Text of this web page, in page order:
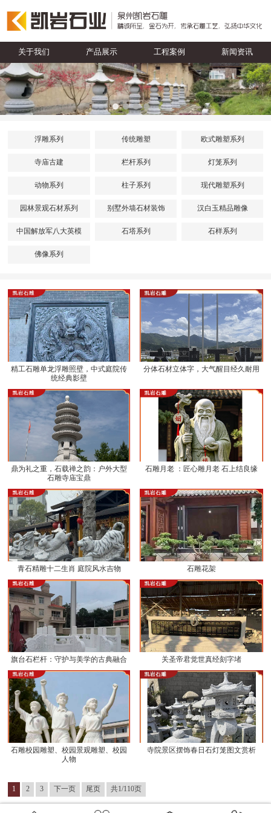
关于我们 产品展示 工程案例 新闻资讯
浮雕系列 传统雕塑 欧式雕塑系列
寺庙古建 栏杆系列 灯笼系列
动物系列 柱子系列 现代雕塑系列
园林景观石材系列 别墅外墙石材装饰 汉白玉精品雕像
中国解放军八大英模 石塔系列 石样系列
佛像系列
精工石雕单龙浮雕照壁，中式庭院传
统经典影壁
分体石材立体字，大气醒目经久耐用
鼎为礼之重，石载禅之韵：户外大型
石雕寺庙宝鼎
石雕月老 ：匠心雕月老 石上结良缘
青石精雕十二生肖 庭院风水吉物 石雕花架
旗台石栏杆：守护与美学的古典融合 关圣帝君觉世真经刻字堵
石雕校园雕塑、校园景观雕塑、校园
人物
寺院景区摆饰春日石灯笼图文赏析
1 2 3 下一页 尾页 共1/110页